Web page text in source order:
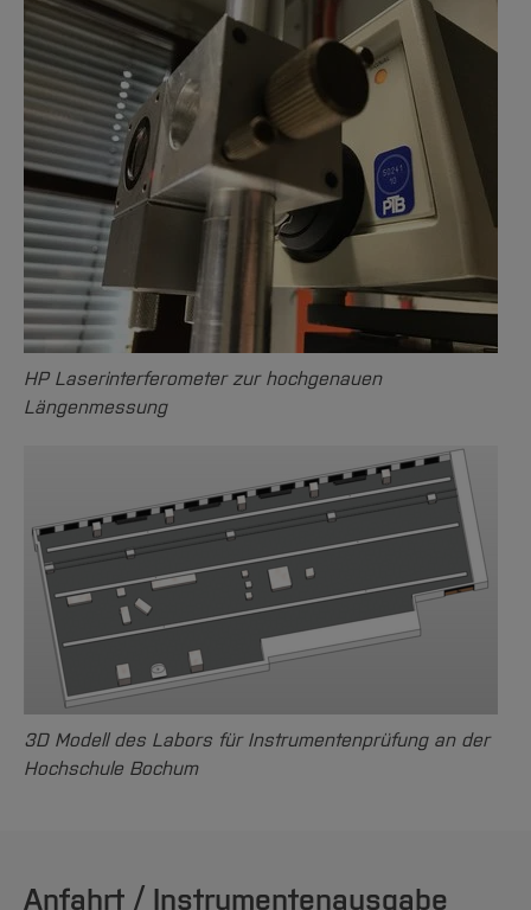
HP Laserinterferometer zur hochgenauen
Längenmessung
3D Modell des Labors für Instrumentenprüfung an der
Hochschule Bochum
Anfahrt / Instrumentenausgabe